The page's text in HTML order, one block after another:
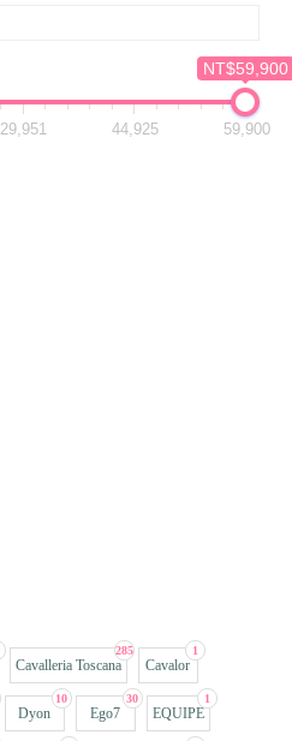
NT$59,900
29,951 44,925 59,900
285
Cavalleria Toscana
1
Cavalor
10
Dyon
30
Ego7
1
EQUIPE